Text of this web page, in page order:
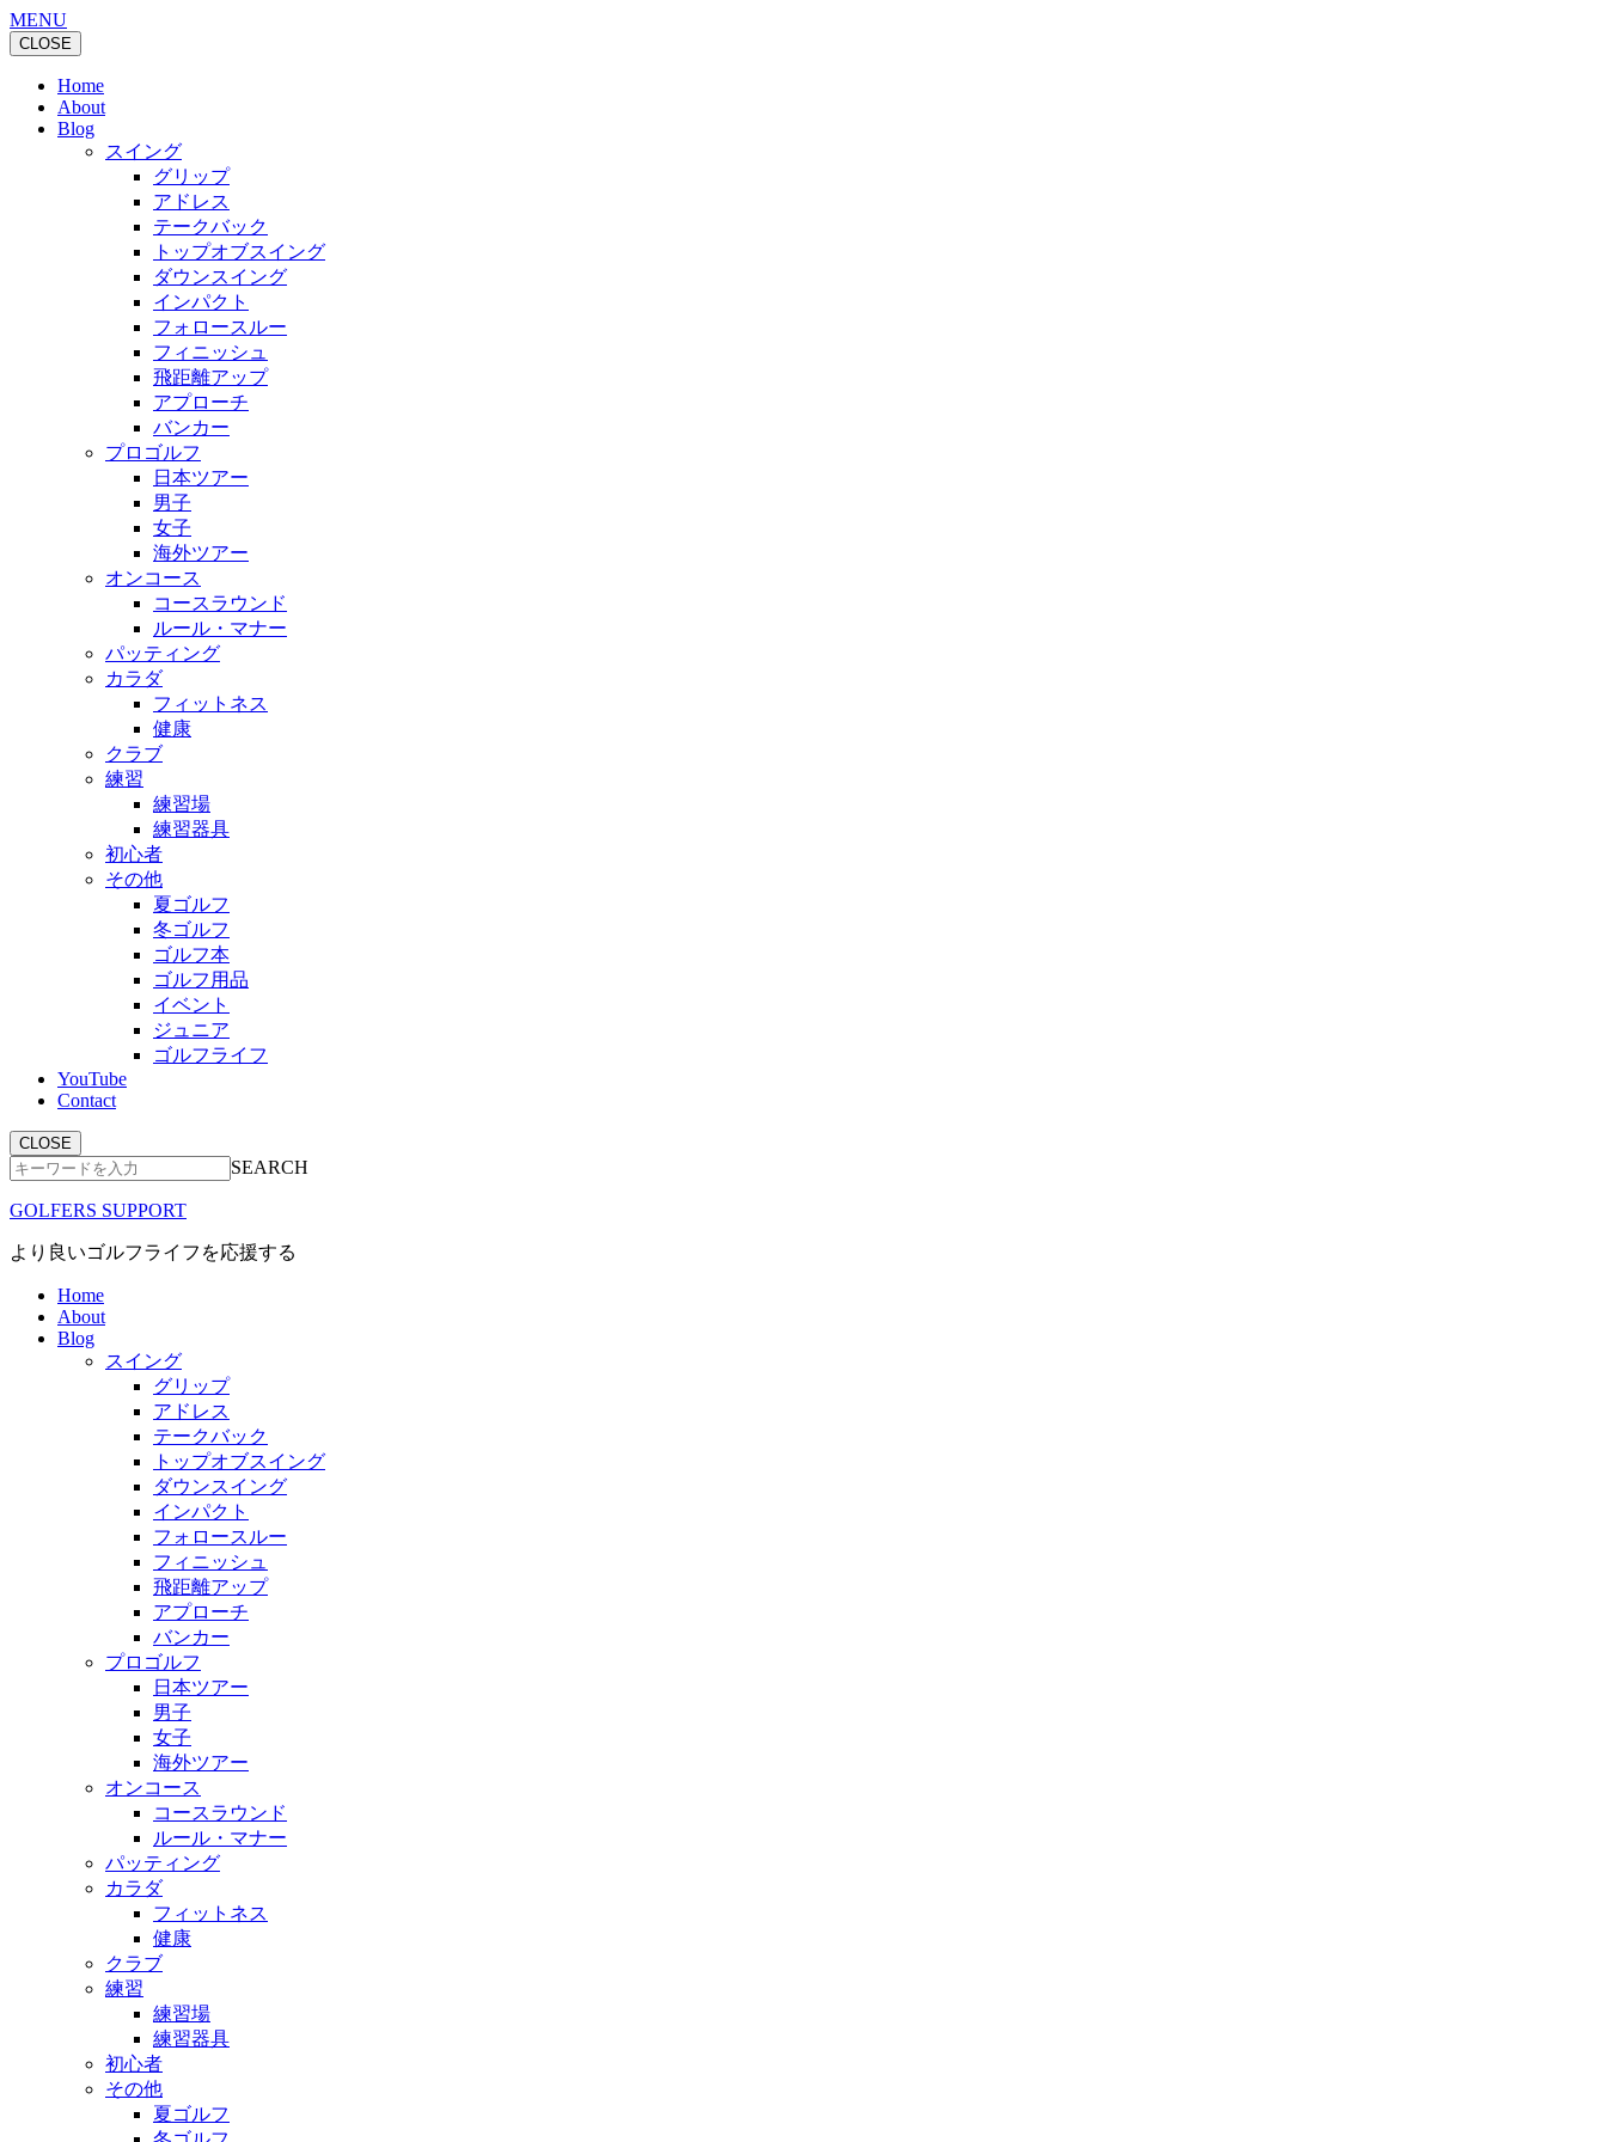
MENU
CLOSE
Home
About
Blog
スイング
グリップ
アドレス
テークバック
トップオブスイング
ダウンスイング
インパクト
フォロースルー
フィニッシュ
飛距離アップ
アプローチ
バンカー
プロゴルフ
日本ツアー
男子
女子
海外ツアー
オンコース
コースラウンド
ルール・マナー
パッティング
カラダ
フィットネス
健康
クラブ
練習
練習場
練習器具
初心者
その他
夏ゴルフ
冬ゴルフ
ゴルフ本
ゴルフ用品
イベント
ジュニア
ゴルフライフ
YouTube
Contact
CLOSE
SEARCH
GOLFERS SUPPORT
より良いゴルフライフを応援する
Home
About
Blog
スイング
グリップ
アドレス
テークバック
トップオブスイング
ダウンスイング
インパクト
フォロースルー
フィニッシュ
飛距離アップ
アプローチ
バンカー
プロゴルフ
日本ツアー
男子
女子
海外ツアー
オンコース
コースラウンド
ルール・マナー
パッティング
カラダ
フィットネス
健康
クラブ
練習
練習場
練習器具
初心者
その他
夏ゴルフ